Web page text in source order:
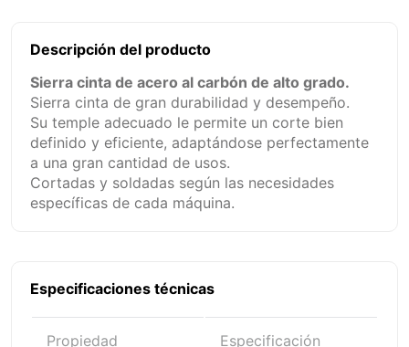
Descripción del producto
Sierra cinta de acero al carbón de alto grado.
Sierra cinta de gran durabilidad y desempeño.
Su temple adecuado le permite un corte bien
definido y eficiente, adaptándose perfectamente
a una gran cantidad de usos.
Cortadas y soldadas según las necesidades
específicas de cada máquina.
Especificaciones técnicas
Propiedad Especificación